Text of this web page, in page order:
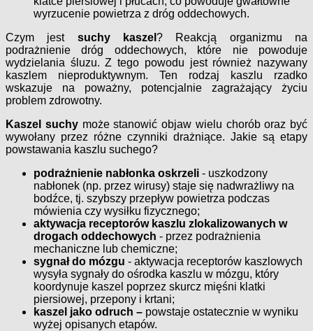
wyrzucenie powietrza z dróg oddechowych.
Czym jest suchy kaszel? Reakcją organizmu na
podrażnienie dróg oddechowych, które nie powoduje
wydzielania śluzu. Z tego powodu jest również nazywany
kaszlem nieproduktywnym. Ten rodzaj kaszlu rzadko
wskazuje na poważny, potencjalnie zagrażający życiu
problem zdrowotny.
Kaszel suchymoże stanowić objaw wielu chorób oraz być
wywołany przez różne czynniki drażniące. Jakie są etapy
powstawania kaszlu suchego?
podrażnienie nabłonka oskrzeli - uszkodzony
nabłonek (np. przez wirusy) staje się nadwrażliwy na
bodźce, tj. szybszy przepływ powietrza podczas
mówienia czy wysiłku fizycznego;
aktywacja receptorów kaszlu zlokalizowanych w
drogach oddechowych - przez podrażnienia
mechaniczne lub chemiczne;
sygnał do mózgu - aktywacja receptorów kaszlowych
wysyła sygnały do ośrodka kaszlu w mózgu, który
koordynuje kaszel poprzez skurcz mięśni klatki
piersiowej, przepony i krtani;
kaszel jako odruch – powstaje ostatecznie w wyniku
wyżej opisanych etapów.